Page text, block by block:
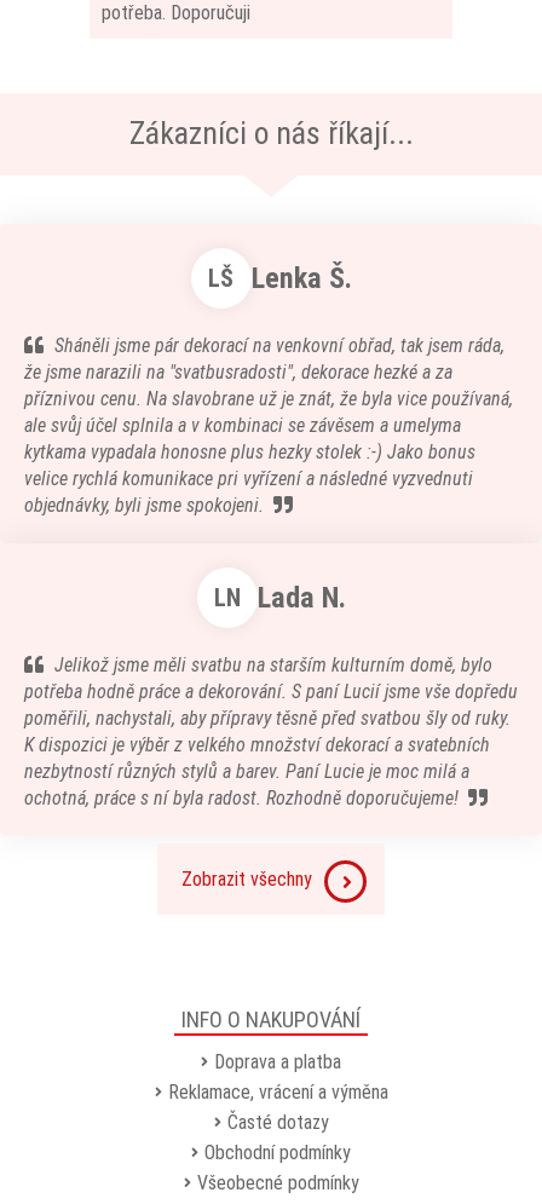
potřeba. Doporučuji
Zákazníci o nás říkají...
LŠ Lenka Š.
Sháněli jsme pár dekorací na venkovní obřad, tak jsem ráda,
že jsme narazili na "svatbusradosti", dekorace hezké a za
příznivou cenu. Na slavobrane už je znát, že byla vice používaná,
ale svůj účel splnila a v kombinaci se závěsem a umelyma
kytkama vypadala honosne plus hezky stolek :-) Jako bonus
velice rychlá komunikace pri vyřízení a následné vyzvednuti
objednávky, byli jsme spokojeni.
LN Lada N.
Jelikož jsme měli svatbu na starším kulturním domě, bylo
potřeba hodně práce a dekorování. S paní Lucií jsme vše dopředu
poměřili, nachystali, aby přípravy těsně před svatbou šly od ruky.
K dispozici je výběr z velkého množství dekorací a svatebních
nezbytností různých stylů a barev. Paní Lucie je moc milá a
ochotná, práce s ní byla radost. Rozhodně doporučujeme!
Zobrazit všechny
INFO O NAKUPOVÁNÍ
Doprava a platba
Reklamace, vrácení a výměna
Časté dotazy
Obchodní podmínky
Všeobecné podmínky